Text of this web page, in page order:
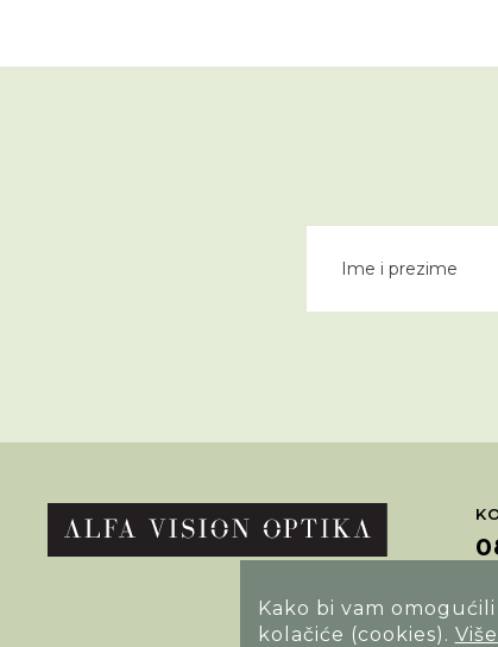
Kako bi vam
kolačiće (cookies).